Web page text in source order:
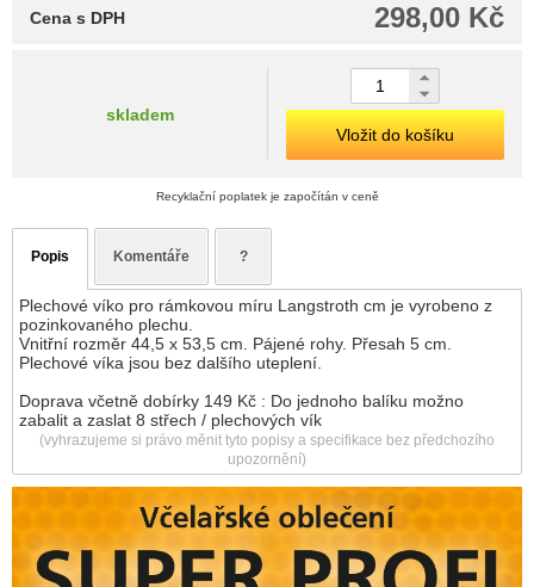
298,00 Kč
Cena s DPH
skladem
Vložit do košíku
Recyklační poplatek je započítán v ceně
Popis Komentáře ?
Plechové víko pro rámkovou míru Langstroth cm je vyrobeno z
pozinkovaného plechu.
Vnitřní rozměr 44,5 x 53,5 cm. Pájené rohy. Přesah 5 cm.
Plechové víka jsou bez dalšího uteplení.
Doprava včetně dobírky 149 Kč : Do jednoho balíku možno
zabalit a zaslat 8 střech / plechových vík
(vyhrazujeme si právo měnit tyto popisy a specifikace bez předchozího
upozornění)